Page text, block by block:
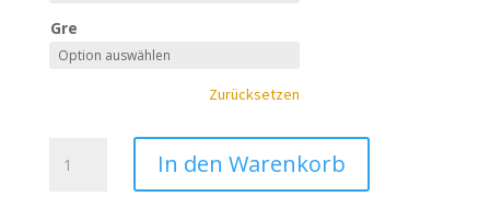
Gre
Zurücksetzen
Volume
In den Warenkorb